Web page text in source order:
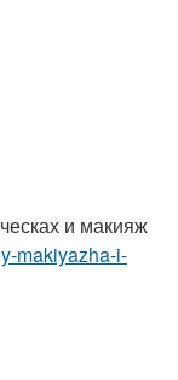
и макияж
makiyazha-i-